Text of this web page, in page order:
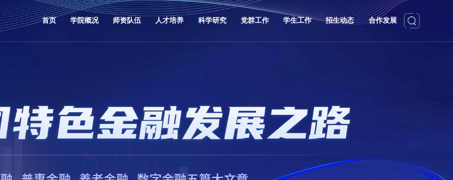
首页 学院概况 师资队伍 人才培养 科学研究 党群工作 学生工作 招生动态 合作发展